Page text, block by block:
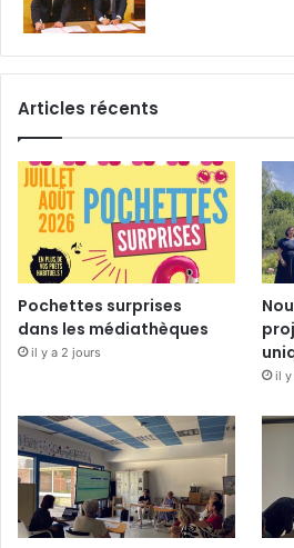
Articles récents
Pochettes surprises
dans les médiathèques
il y a 2 jours
il y